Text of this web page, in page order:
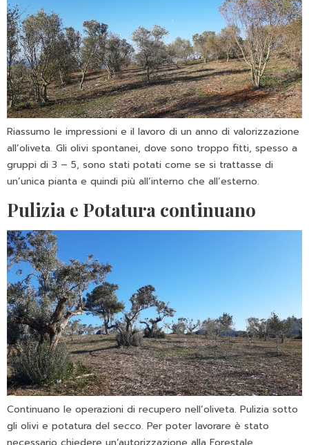
Riassumo le impressioni e il lavoro di un anno di valorizzazione
all’oliveta. Gli olivi spontanei, dove sono troppo fitti, spesso a
gruppi di 3 – 5, sono stati potati come se si trattasse di
un’unica pianta e quindi più all’interno che all’esterno.
Pulizia e Potatura continuano
Continuano le operazioni di recupero nell’oliveta. Pulizia sotto
gli olivi e potatura del secco. Per poter lavorare è stato